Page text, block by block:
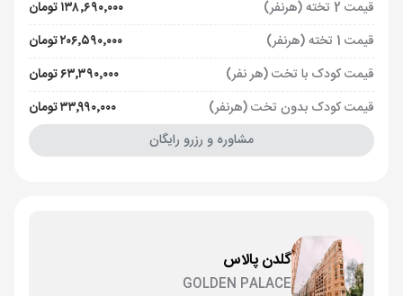
قیمت 2 تخته (هرنفر)
۱۳۸٬۶۹۰٬۰۰۰ تومان
قیمت 1 تخته (هرنفر)
۲۰۶٬۵۹۰٬۰۰۰ تومان
قیمت کودک با تخت (هر نفر)
۶۳٬۳۹۰٬۰۰۰ تومان
قیمت کودک بدون تخت (هرنفر)
۳۳٬۹۹۰٬۰۰۰ تومان
مشاوره و رزرو رایگان
گلدن پالاس
GOLDEN PALACE